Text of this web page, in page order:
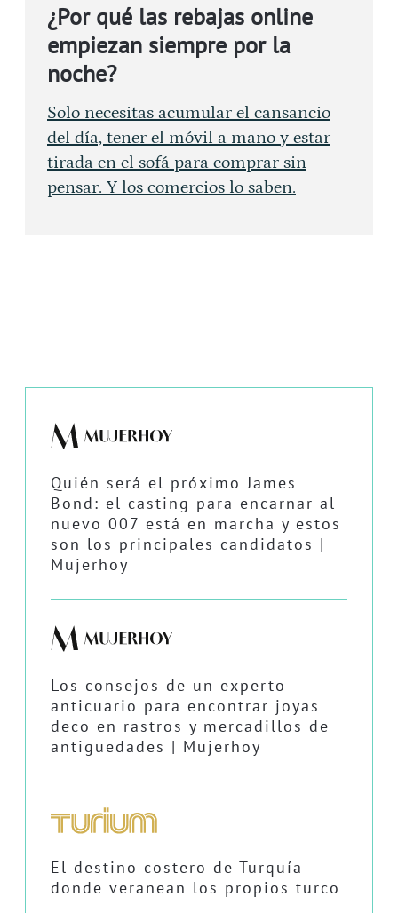
¿Por qué las rebajas online
empiezan siempre por la
noche?
Solo necesitas acumular el cansancio
del día, tener el móvil a mano y estar
tirada en el sofá para comprar sin
pensar. Y los comercios lo saben.
Quién será el próximo James
Bond: el casting para encarnar al
nuevo 007 está en marcha y estos
son los principales candidatos |
Mujerhoy
Los consejos de un experto
anticuario para encontrar joyas
deco en rastros y mercadillos de
antigüedades | Mujerhoy
El destino costero de Turquía
donde veranean los propios turco